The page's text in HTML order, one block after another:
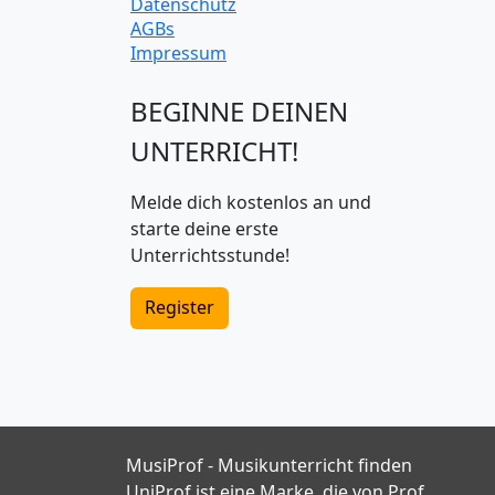
AGBs
Impressum
BEGINNE DEINEN
UNTERRICHT!
Melde dich kostenlos an und
starte deine erste
Unterrichtsstunde!
Register
MusiProf - Musikunterricht finden